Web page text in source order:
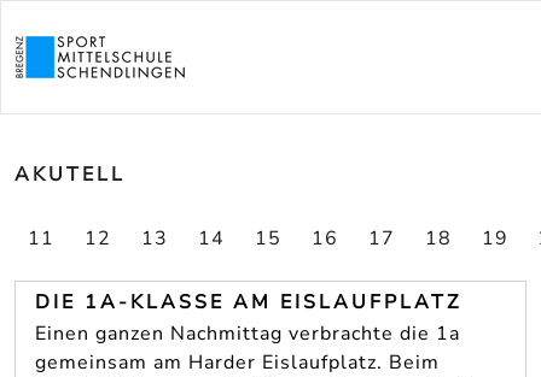
AKUTELL
11 12 13 14 15 16 17 18 19
DIE 1A-KLASSE AM EISLAUFPLATZ
Einen ganzen Nachmittag verbrachte die 1a
gemeinsam am Harder Eislaufplatz. Beim